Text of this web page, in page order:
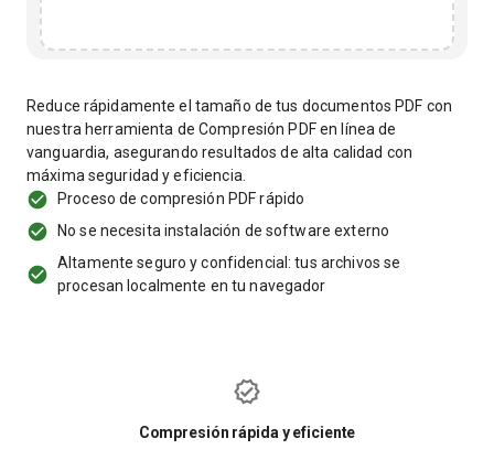
Reduce rápidamente el tamaño de tus documentos PDF con
nuestra herramienta de Compresión PDF en línea de
vanguardia, asegurando resultados de alta calidad con
máxima seguridad y eficiencia.
Proceso de compresión PDF rápido
No se necesita instalación de software externo
Altamente seguro y confidencial: tus archivos se
procesan localmente en tu navegador
Compresión rápida y eficiente